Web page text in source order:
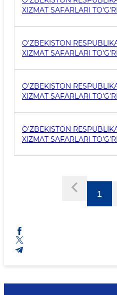
XIZMAT SAFARLARI
O'ZBEKISTON
XIZMAT SAFARLARI
O'ZBEKISTON
XIZMAT SAFARLARI
O'ZBEKISTON
XIZMAT SAFARLARI
1